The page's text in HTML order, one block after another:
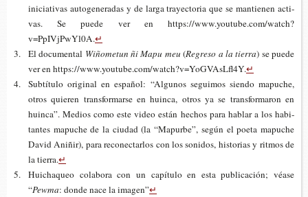
ini­cia­ti­vas auto­ge­ne­ra­das y de larga tra­yec­to­ria que se man­tie­nen acti­
vas. Se puede ver en https://www.youtube.com/watch?
v=PpIVjPwYl0A.↵
El documental Wiño­me­tun ñi Mapu meu(Regre­so a latierra) se puede
ver en https://www.youtube.com/watch?v=YoGVAsLfl4Y.↵
Sub­tí­tu­lo ori­gi­nal en espa­ñol: “Algu­nos segui­mos sien­do mapu­che,
otros quie­ren trans­for­mar­se en huin­ca, otros ya se trans­for­ma­ron en
huin­ca”. Medios como este video están hechos para hablar a los habi­
tan­tes mapu­che de la ciu­dad (la “Mapur­be”, según el poeta mapu­che
David Aniñir), para reco­nec­tar­los con los soni­dos, his­to­rias y rit­mos de
la tierra.↵
Hui­cha­queo cola­bo­ra con un capí­tu­lo en esta publi­ca­ción; véase
“Pewma: donde nace la imagen”↵